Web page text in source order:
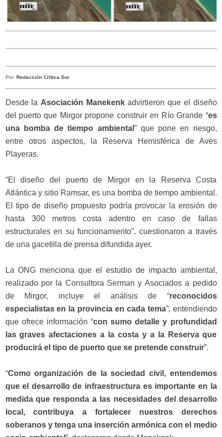
Por: Redacción Crítica Sur
Desde la Asociación Manekenkadvirtieron que el diseño
del puerto que Mirgor propone construir en Río Grande “es
una bomba de tiempo ambiental ” que pone en riesgo,
entre otros aspectos, la Reserva Hemisférica de Aves
Playeras.
“El diseño del puerto de Mirgor en la Reserva Costa
Atlántica y sitio Ramsar, es una bomba de tiempo ambiental.
El tipo de diseño propuesto podría provocar la erosión de
hasta 300 metros costa adentro en caso de fallas
estructurales en su funcionamiento”, cuestionaron a través
de una gacetilla de prensa difundida ayer.
La ONG menciona que el estudio de impacto ambiental,
realizado por la Consultora Serman y Asociados a pedido
de Mirgor, incluye el análisis de “reconocidos
especialistas en la provincia en cada tema”, entendiendo
que ofrece información “con sumo detalle y profundidad
las graves afectaciones a la costa y a la Reserva que
producirá el tipo de puerto que se pretende construir”.
“Como organización de la sociedad civil, entendemos
que el desarrollo de infraestructura es importante en la
medida que responda a las necesidades del desarrollo
local, contribuya a fortalecer nuestros derechos
soberanos y tenga una inserción armónica con el medio